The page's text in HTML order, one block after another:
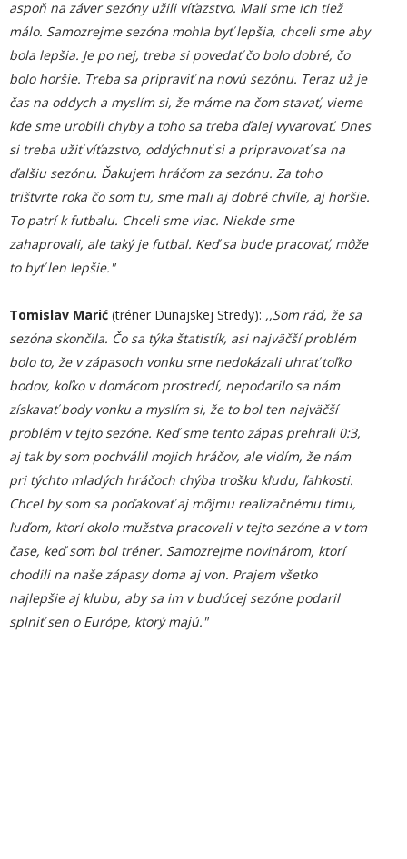
aspoň na záver sezóny užili víťazstvo. Mali sme ich tiež
málo. Samozrejme sezóna mohla byť lepšia, chceli sme aby
bola lepšia. Je po nej, treba si povedať čo bolo dobré, čo
bolo horšie. Treba sa pripraviť na novú sezónu. Teraz už je
čas na oddych a myslím si, že máme na čom stavať, vieme
kde sme urobili chyby a toho sa treba ďalej vyvarovať. Dnes
si treba užiť víťazstvo, oddýchnuť si a pripravovať sa na
ďalšiu sezónu. Ďakujem hráčom za sezónu. Za toho
trištvrte roka čo som tu, sme mali aj dobré chvíle, aj horšie.
To patrí k futbalu. Chceli sme viac. Niekde sme
zahaprovali, ale taký je futbal. Keď sa bude pracovať, môže
to byť len lepšie."
Tomislav Marić (tréner Dunajskej Stredy): ,,Som rád, že sa
sezóna skončila. Čo sa týka štatistík, asi najväčší problém
bolo to, že v zápasoch vonku sme nedokázali uhrať toľko
bodov, koľko v domácom prostredí, nepodarilo sa nám
získavať body vonku a myslím si, že to bol ten najväčší
problém v tejto sezóne. Keď sme tento zápas prehrali 0:3,
aj tak by som pochválil mojich hráčov, ale vidím, že nám
pri týchto mladých hráčoch chýba trošku kľudu, ľahkosti.
Chcel by som sa poďakovať aj môjmu realizačnému tímu,
ľuďom, ktorí okolo mužstva pracovali v tejto sezóne a v tom
čase, keď som bol tréner. Samozrejme novinárom, ktorí
chodili na naše zápasy doma aj von. Prajem všetko
najlepšie aj klubu, aby sa im v budúcej sezóne podaril
splniť sen o Európe, ktorý majú."